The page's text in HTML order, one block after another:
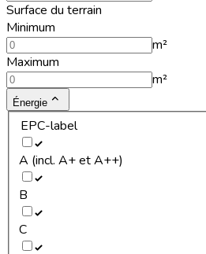
Surface du terrain
Minimum
m²
Maximum
m²
Énergie
EPC-label
A (incl. A+ et A++)
B
C